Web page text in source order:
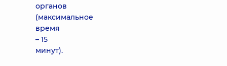
органов
(максимальное
время
– 15
минут).